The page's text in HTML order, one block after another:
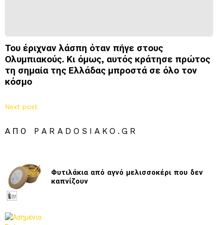
Του έριχναν λάσπη όταν πήγε στους
Ολυμπιακούς. Κι όμως, αυτός κράτησε πρώτος
τη σημαία της Ελλάδας μπροστά σε όλο τον
κόσμο
Next post
ΑΠΌ PARADOSIAKO.GR
Φυτιλάκια από αγνό μελισσοκέρι που δεν
καπνίζουν